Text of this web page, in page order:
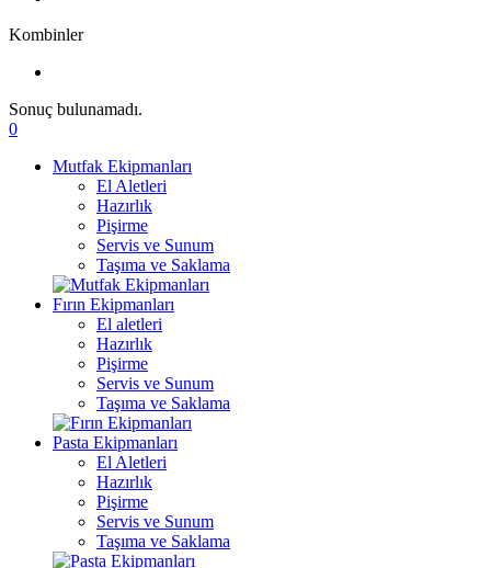
Kombinler
Sonuç bulunamadı.
0
Mutfak Ekipmanları
El Aletleri
Hazırlık
Pişirme
Servis ve Sunum
Taşıma ve Saklama
Fırın Ekipmanları
El aletleri
Hazırlık
Pişirme
Servis ve Sunum
Taşıma ve Saklama
Pasta Ekipmanları
El Aletleri
Hazırlık
Pişirme
Servis ve Sunum
Taşıma ve Saklama